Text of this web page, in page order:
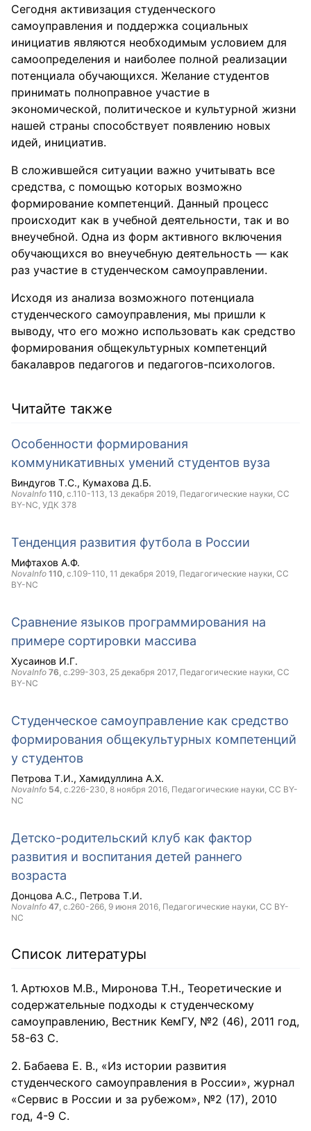
Сегодня активизация студенческого
самоуправления и поддержка социальных
инициатив являются необходимым условием для
самоопределения и наиболее полной реализации
потенциала обучающихся. Желание студентов
принимать полноправное участие в
экономической, политическое и культурной жизни
нашей страны способствует появлению новых
идей, инициатив.
В сложившейся ситуации важно учитывать все
средства, с помощью которых возможно
формирование компетенций. Данный процесс
происходит как в учебной деятельности, так и во
внеучебной. Одна из форм активного включения
обучающихся во внеучебную деятельность — как
раз участие в студенческом самоуправлении.
Исходя из анализа возможного потенциала
студенческого самоуправления, мы пришли к
выводу, что его можно использовать как средство
формирования общекультурных компетенций
бакалавров педагогов и педагогов-психологов.
Читайте также
Особенности формирования
коммуникативных умений студентов вуза
Виндугов Т.С. Кумахова Д.Б.
NovaInfo 110, с.110-113, 13 декабря 2019, Педагогические науки, CC
BY-NC, УДК 378
Тенденция развития футбола в России
Мифтахов А.Ф.
NovaInfo 110, с.109-110, 11 декабря 2019, Педагогические науки, CC
BY-NC
Сравнение языков программирования на
примере сортировки массива
Хусаинов И.Г.
NovaInfo 76, с.299-303, 25 декабря 2017, Педагогические науки, CC
BY-NC
Студенческое самоуправление как средство
формирования общекультурных компетенций
у студентов
Петрова Т.И. Хамидуллина А.Х.
NovaInfo 54, с.226-230, 8 ноября 2016, Педагогические науки, CC BY-
NC
Детско-родительский клуб как фактор
развития и воспитания детей раннего
возраста
Донцова А.С. Петрова Т.И.
NovaInfo 47, с.260-266, 9 июня 2016, Педагогические науки, CC BY-
NC
Список литературы
Артюхов М.В., Миронова Т.Н., Теоретические и
содержательные подходы к студенческому
самоуправлению, Вестник КемГУ, №2 (46), 2011 год,
58-63 С.
Бабаева Е. В., «Из истории развития
студенческого самоуправления в России», журнал
«Сервис в России и за рубежом», №2 (17), 2010
год, 4-9 С.